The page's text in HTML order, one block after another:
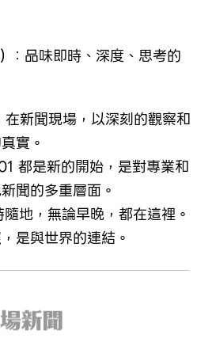
品味即時、深度、思考的
新聞現場，以深刻的觀察和
實。
都是新的開始，是對專業和
聞的多重層面。
地，無論早晚，都在這裡。
是與世界的連結。